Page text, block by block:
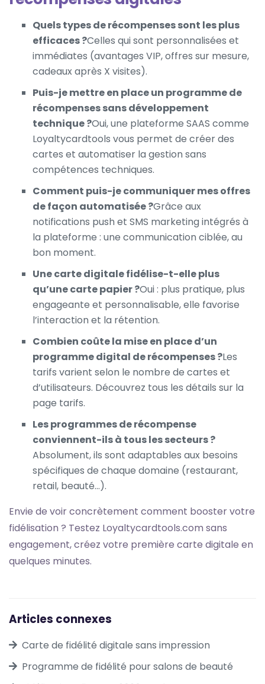
Quels types de récompenses sont les plus
efficaces ?Celles qui sont personnalisées et
immédiates (avantages VIP, offres sur mesure,
cadeaux après X visites).
Puis-je mettre en place un programme de
récompenses sans développement
technique ?Oui, une plateforme SAAS comme
Loyaltycardtools vous permet de créer des
cartes et automatiser la gestion sans
compétences techniques.
Comment puis-je communiquer mes offres
de façon automatisée ?Grâce aux
notifications push et SMS marketing intégrés à
la plateforme : une communication ciblée, au
bon moment.
Une carte digitale fidélise-t-elle plus
qu’une carte papier ?Oui : plus pratique, plus
engageante et personnalisable, elle favorise
l’interaction et la rétention.
Combien coûte la mise en place d’un
programme digital de récompenses ?Les
tarifs varient selon le nombre de cartes et
d’utilisateurs. Découvrez tous les détails sur la
page tarifs.
Les programmes de récompense
conviennent-ils à tous les secteurs ?
Absolument, ils sont adaptables aux besoins
spécifiques de chaque domaine (restaurant,
retail, beauté…).
Envie de voir concrètement comment booster votre
fidélisation ? Testez Loyaltycardtools.com sans
engagement, créez votre première carte digitale en
quelques minutes.
Articles connexes
Carte de fidélité digitale sans impression
Programme de fidélité pour salons de beauté